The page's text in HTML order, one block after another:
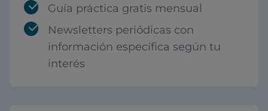
Guía práctica gratis mensual
Newsletters periódicas con
información específica según tu
interés